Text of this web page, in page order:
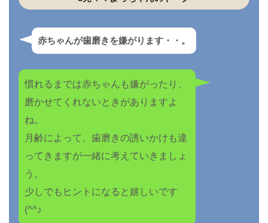
赤ちゃんが歯磨きを嫌がります・・。
慣れるまでは赤ちゃんも嫌がったり、
磨かせてくれないときがありますよ
ね。
月齢によって、歯磨きの誘いかけも違
ってきますが一緒に考えていきましょ
う。
少しでもヒントになると嬉しいです
(^^♪